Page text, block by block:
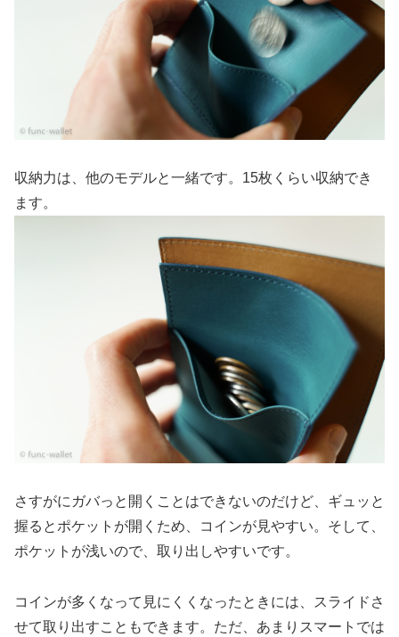
収納力は、他のモデルと一緒です。15枚くらい収納でき
ます。
さすがにガバっと開くことはできないのだけど、ギュッと
握るとポケットが開くため、コインが見やすい。そして、
ポケットが浅いので、取り出しやすいです。
コインが多くなって見にくくなったときには、スライドさ
せて取り出すこともできます。ただ、あまりスマートでは